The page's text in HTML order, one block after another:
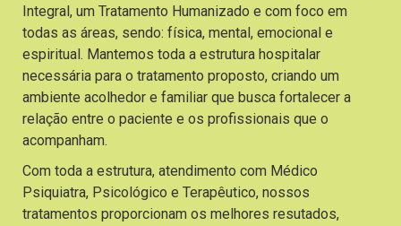
Integral, um Tratamento Humanizado e com foco em
todas as áreas, sendo: física, mental, emocional e
espiritual. Mantemos toda a estrutura hospitalar
necessária para o tratamento proposto, criando um
ambiente acolhedor e familiar que busca fortalecer a
relação entre o paciente e os profissionais que o
acompanham.
Com toda a estrutura, atendimento com Médico
Psiquiatra, Psicológico e Terapêutico, nossos
tratamentos proporcionam os melhores resutados,